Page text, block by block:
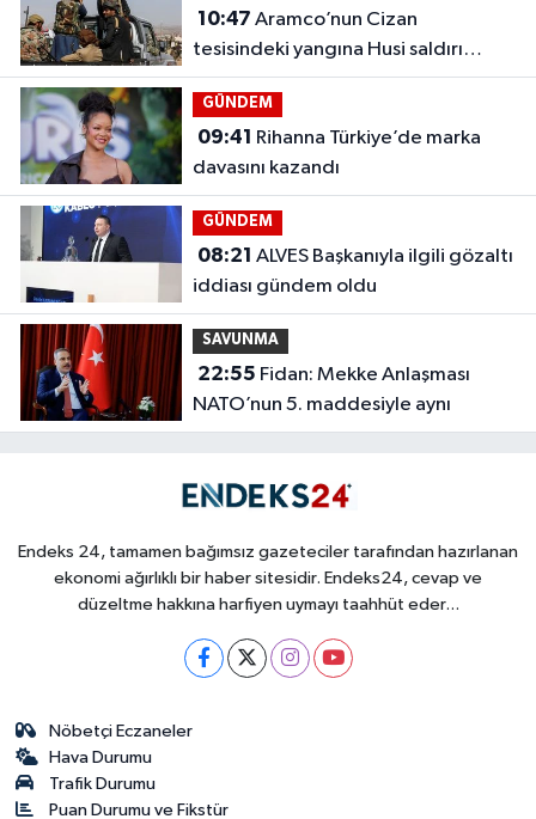
10:47
tesisindeki yangına Husi saldırı
iddiası
GÜNDEM
09:41
davasını kazandı
GÜNDEM
08:21
iddiası gündem oldu
SAVUNMA
22:55
NATO’nun 5. maddesiyle aynı
Endeks 24, tamamen bağımsız gazeteciler tarafından hazırlanan
ekonomi ağırlıklı bir haber sitesidir. Endeks24, cevap ve
düzeltme hakkına harfiyen uymayı taahhüt eder...
Nöbetçi Eczaneler
Hava Durumu
Trafik Durumu
Puan Durumu ve Fikstür